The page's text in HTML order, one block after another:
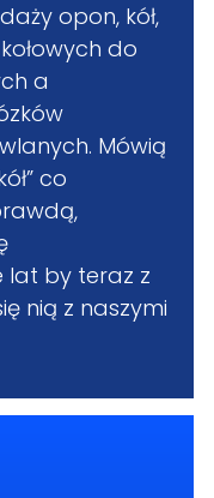
opon, kół,
do
a
Mówią
co
lat by teraz z
nią z naszymi